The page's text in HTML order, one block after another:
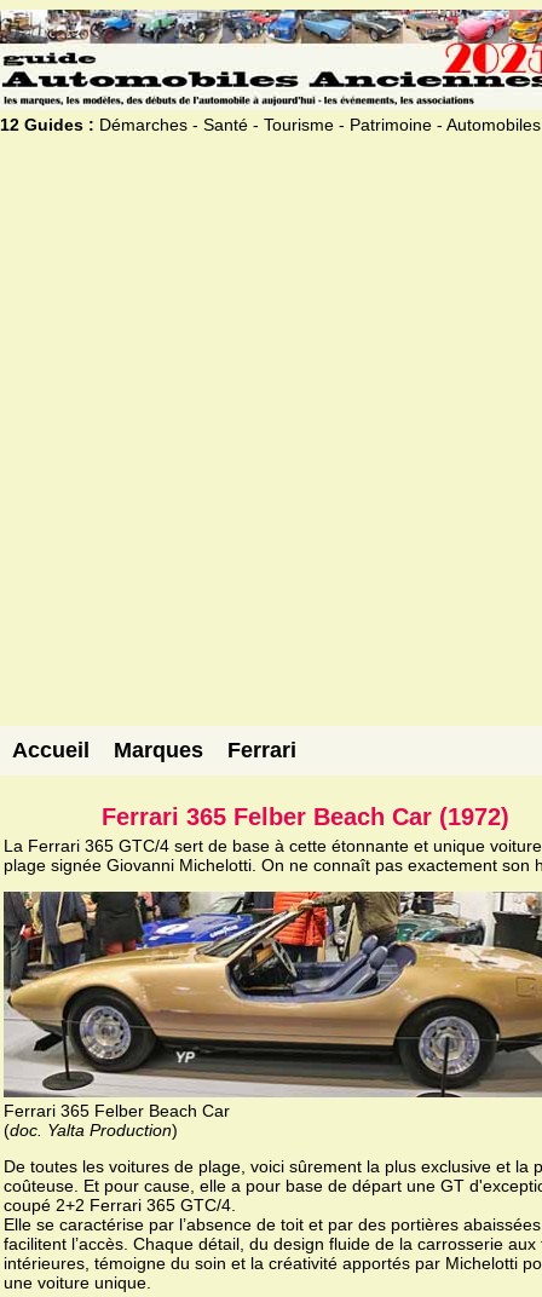
12 Guides : Démarches - Santé - Tourisme - Patrimoine - Automobiles
Accueil Marques Ferrari
Ferrari 365 Felber Beach Car (1972)
La Ferrari 365 GTC/4 sert de base à cette étonnante et unique
plage signée Giovanni Michelotti. On ne connaît pas exactement son
Ferrari 365 Felber Beach Car
(doc. Yalta Production)
De toutes les voitures de plage, voici sûrement la plus exclusive et la
coûteuse. Et pour cause, elle a pour base de départ une GT
coupé 2+2 Ferrari 365 GTC/4.
Elle se caractérise par l’absence de toit et par des portières
facilitent l’accès. Chaque détail, du design fluide de la carrosserie aux
intérieures, témoigne du soin et la créativité apportés par Michelotti
une voiture unique.